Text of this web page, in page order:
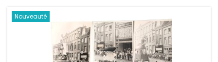
Nouveauté